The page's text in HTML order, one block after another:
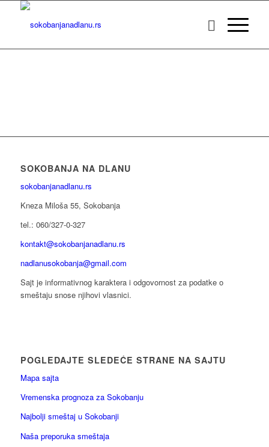
SOKOBANJA NA DLANU
sokobanjanadlanu.rs
Kneza Miloša 55, Sokobanja
tel.: 060/327-0-327
kontakt@sokobanjanadlanu.rs
nadlanusokobanja@gmail.com
Sajt je informativnog karaktera i odgovornost za podatke o
smeštaju snose njihovi vlasnici.
POGLEDAJTE SLEDEĆE STRANE NA SAJTU
Mapa sajta
Vremenska prognoza za Sokobanju
Najbolji smeštaj u Sokobanji
Naša preporuka smeštaja